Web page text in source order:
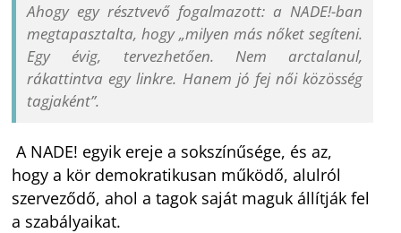
Ahogy egy résztvevő fogalmazott: a NADE!-ban
megtapasztalta, hogy „milyen más nőket segíteni.
Egy évig, tervezhetően. Nem arctalanul,
rákattintva egy linkre. Hanem jó fej női közösség
tagjaként”.
A NADE! egyik ereje a sokszínűsége, és az,
hogy a kör demokratikusan működő, alulról
szerveződő, ahol a tagok saját maguk állítják fel
a szabályaikat.